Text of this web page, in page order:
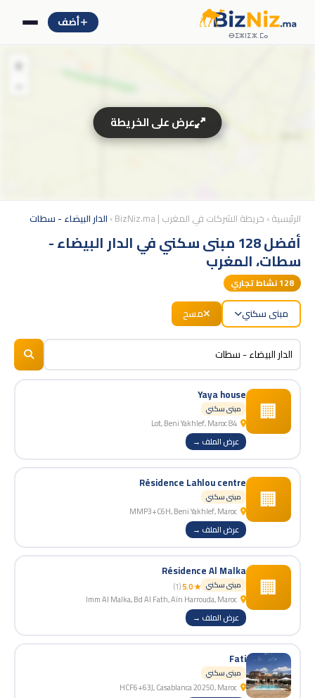
ⴱⵉⵣⵏⵉⵣ.ⵎⴰ
أضف
الرئيسية› خريطة الشركات في المغرب | BizNiz.ma › الدار البيضاء - سطات
أفضل 128 مبنى سكني في الدار البيضاء -
سطات، المغرب
128نشاط تجاري
مبنى سكني مسح
🏢
Yaya house
مبنى سكني
عرض الملف →
🏢
Résidence Lahlou centre
مبنى سكني
عرض الملف →
🏢
Résidence Al Malka
مبنى سكني ★ 5.0
(1)
عرض الملف →
Fati
مبنى سكني
+
BizNiz.ma
عرض على الخريطة